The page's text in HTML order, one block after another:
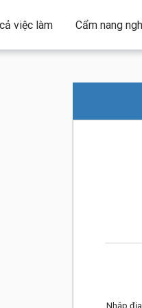
việc làm Cẩm nang
Nhập